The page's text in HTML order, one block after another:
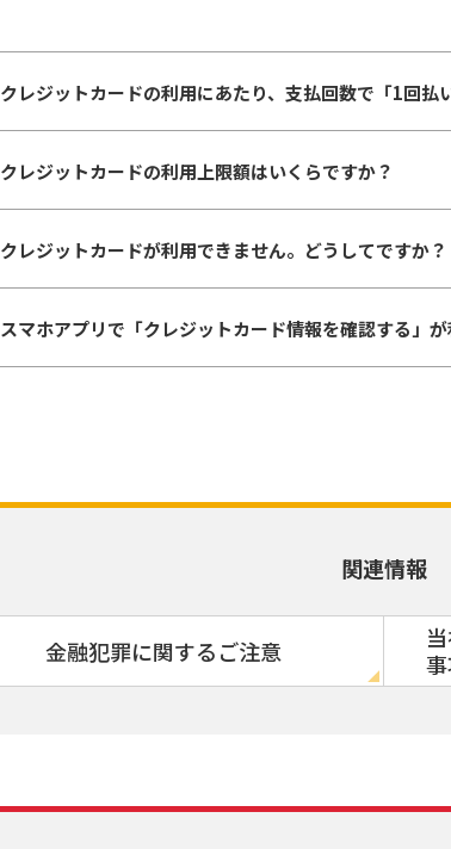
クレジットカードの利用にあたり、支払回数で「1回払
クレジットカードの利用上限額はいくらですか？
クレジットカードが利用できません。どうしてですか？
スマホアプリで「クレジットカード情報を確認する」
関連情報
金融犯罪に関するご注意